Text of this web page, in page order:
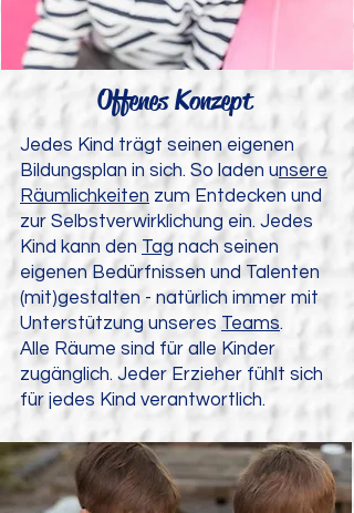
Offenes Konzept
Jedes Kind trägt seinen eigenen
Bildungsplan in sich. So laden unsere
Räumlichkeiten zum Entdecken und
zur Selbstverwirklichung ein. Jedes
Kind kann den Tag nach seinen
eigenen Bedürfnissen und Talenten
(mit)gestalten - natürlich immer mit
Unterstützung unseres Teams.
Alle Räume sind für alle Kinder
zugänglich. Jeder Erzieher fühlt sich
für jedes Kind verantwortlich.